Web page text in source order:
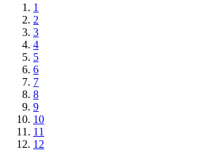
1
2
3
4
5
6
7
8
9
10
11
12